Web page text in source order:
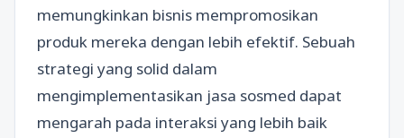
memungkinkan bisnis mempromosikan
produk mereka dengan lebih efektif. Sebuah
strategi yang solid dalam
mengimplementasikan jasa sosmed dapat
mengarah pada interaksi yang lebih baik